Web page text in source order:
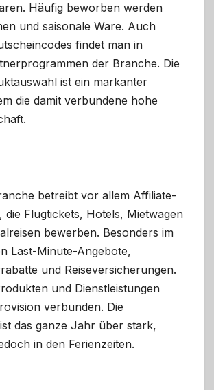
Häufig beworben werden
und saisonale Ware. Auch
findet man in
der Branche. Die
ist ein markanter
die damit verbundene hohe
betreibt vor allem Affiliate-
die Flugtickets, Hotels, Mietwagen
bewerben. Besonders im
Last-Minute-Angebote,
und Reiseversicherungen.
und Dienstleistungen
verbunden. Die
das ganze Jahr über stark,
in den Ferienzeiten.